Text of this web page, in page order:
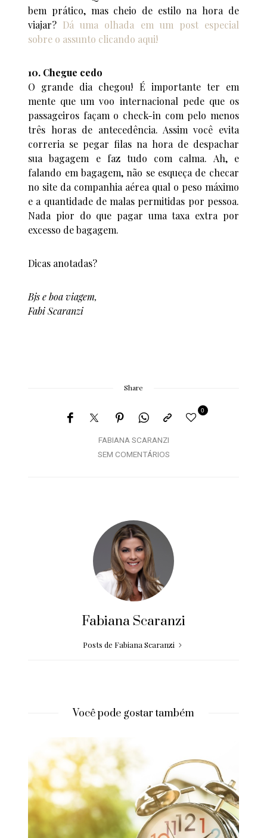
bem prático, mas cheio de estilo na hora de
viajar? Dá uma olhada em um post especial
sobre o assunto clicando aqui!
10. Chegue cedo
O grande dia chegou! É importante ter em
mente que um voo internacional pede que os
passageiros façam o check-in com pelo menos
três horas de antecedência. Assim você evita
correria se pegar filas na hora de despachar
sua bagagem e faz tudo com calma. Ah, e
falando em bagagem, não se esqueça de checar
no site da companhia aérea qual o peso máximo
e a quantidade de malas permitidas por pessoa.
Nada pior do que pagar uma taxa extra por
excesso de bagagem.
Dicas anotadas?
Bjs e boa viagem,
Fabi Scaranzi
Share
FABIANA SCARANZI
0
SEM COMENTÁRIOS
Fabiana Scaranzi
Posts de Fabiana Scaranzi
Você pode gostar também